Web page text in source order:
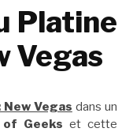
Platine
Vegas
New Vegas dans un
of Geeks et cette